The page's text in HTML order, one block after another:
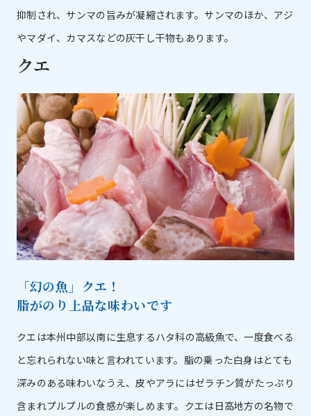
抑制され、サンマの旨みが凝縮されます。サンマのほか、アジ
やマダイ、カマスなどの灰干し干物もあります。
クエ
「幻の魚」クエ！
脂がのり上品な味わいです
クエは本州中部以南に生息するハタ科の高級魚で、一度食べる
と忘れられない味と言われています。脂の乗った白身はとても
深みのある味わいなうえ、皮やアラにはゼラチン質がたっぷり
含まれプルプルの食感が楽しめます。クエは日高地方の名物で